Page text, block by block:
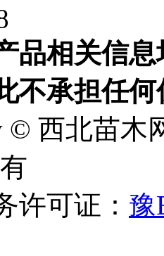
品相关信
不承担任
© 西北苗木
许可证： 豫